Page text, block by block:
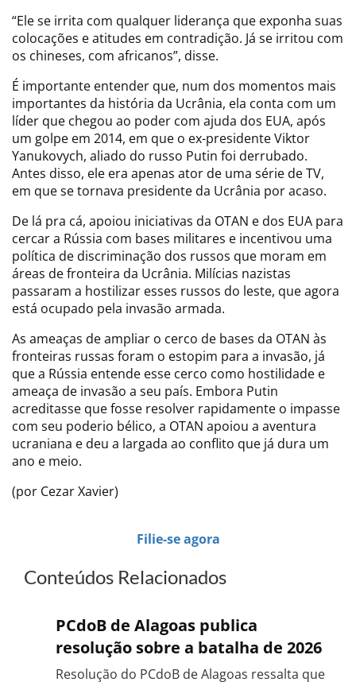
“Ele se irrita com qualquer liderança que exponha suas
colocações e atitudes em contradição. Já se irritou com
os chineses, com africanos”, disse.
É importante entender que, num dos momentos mais
importantes da história da Ucrânia, ela conta com um
líder que chegou ao poder com ajuda dos EUA, após
um golpe em 2014, em que o ex-presidente Viktor
Yanukovych, aliado do russo Putin foi derrubado.
Antes disso, ele era apenas ator de uma série de TV,
em que se tornava presidente da Ucrânia por acaso.
De lá pra cá, apoiou iniciativas da OTAN e dos EUA para
cercar a Rússia com bases militares e incentivou uma
política de discriminação dos russos que moram em
áreas de fronteira da Ucrânia. Milícias nazistas
passaram a hostilizar esses russos do leste, que agora
está ocupado pela invasão armada.
As ameaças de ampliar o cerco de bases da OTAN às
fronteiras russas foram o estopim para a invasão, já
que a Rússia entende esse cerco como hostilidade e
ameaça de invasão a seu país. Embora Putin
acreditasse que fosse resolver rapidamente o impasse
com seu poderio bélico, a OTAN apoiou a aventura
ucraniana e deu a largada ao conflito que já dura um
ano e meio.
(por Cezar Xavier)
Filie-se agora
Conteúdos Relacionados
PCdoB de Alagoas publica
resolução sobre a batalha de 2026
Resolução do PCdoB de Alagoas ressalta que